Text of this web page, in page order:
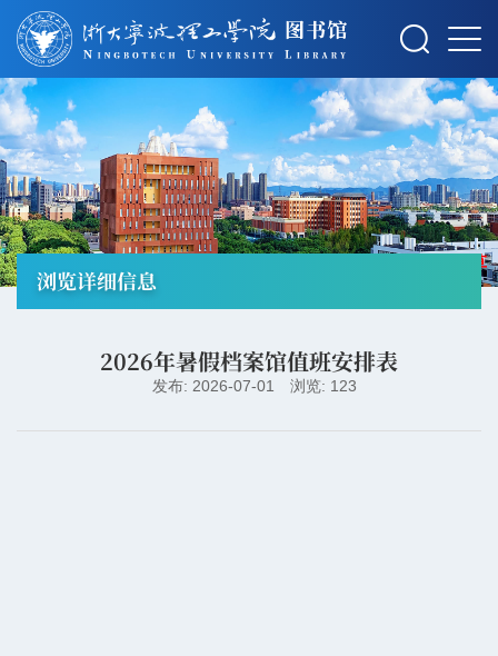
摄影：秋草
浏览详细信息
2026年暑假档案馆值班安排表
发布: 2026-07-01 浏览: 123